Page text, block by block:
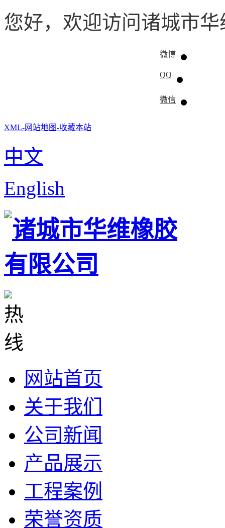
您好，欢迎访问诸城市
微博
QQ
微信
XML-网站地图-收藏本站
中文
English
网站首页
关于我们
公司新闻
产品展示
工程案例
荣誉资质